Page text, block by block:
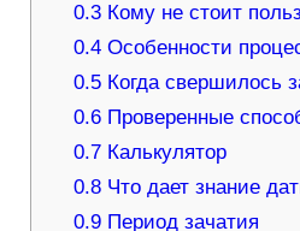
0.3 Кому не стоит
0.4 Особенности
0.5 Когда свершилось
0.6 Проверенные
0.7 Калькулятор
0.8 Что дает знание
0.9 Период зачатия